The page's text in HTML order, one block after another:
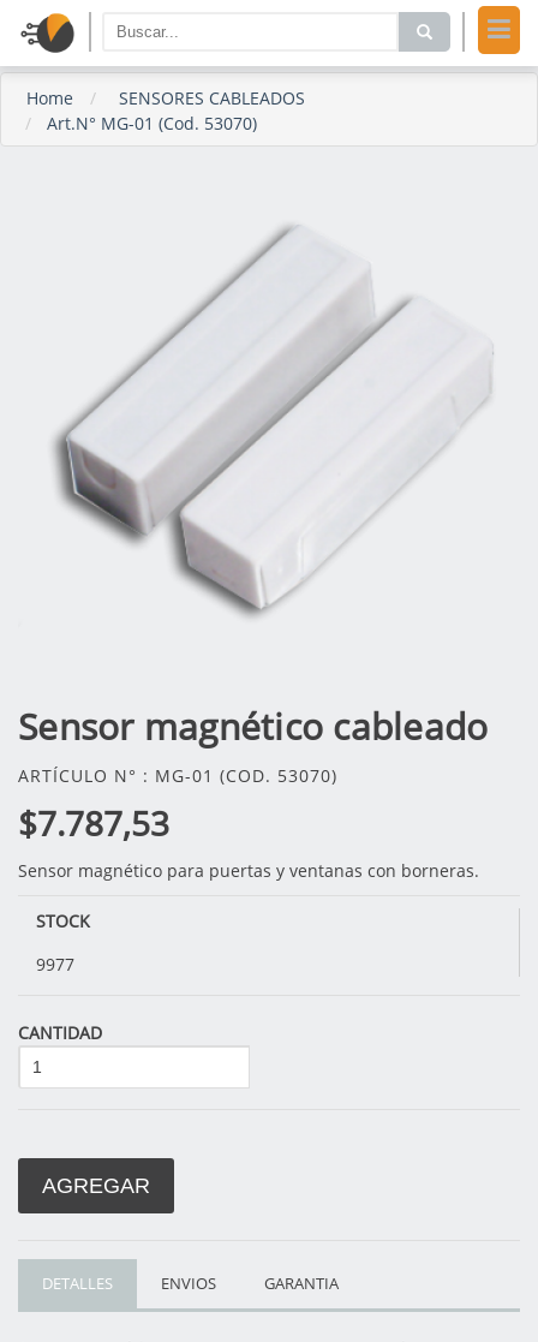
Home
SENSORES CABLEADOS
Art.N° MG-01 (Cod. 53070)
Sensor magnético cableado
ARTÍCULO N° : MG-01 (COD. 53070)
$7.787,53
Sensor magnético para puertas y ventanas con borneras.
STOCK
9977
CANTIDAD
AGREGAR
DETALLES ENVIOS GARANTIA